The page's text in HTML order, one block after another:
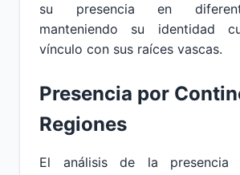
su presencia en
manteniendo su identidad
vínculo con sus raíces vascas.
Presencia por
Regiones
El análisis de la presencia